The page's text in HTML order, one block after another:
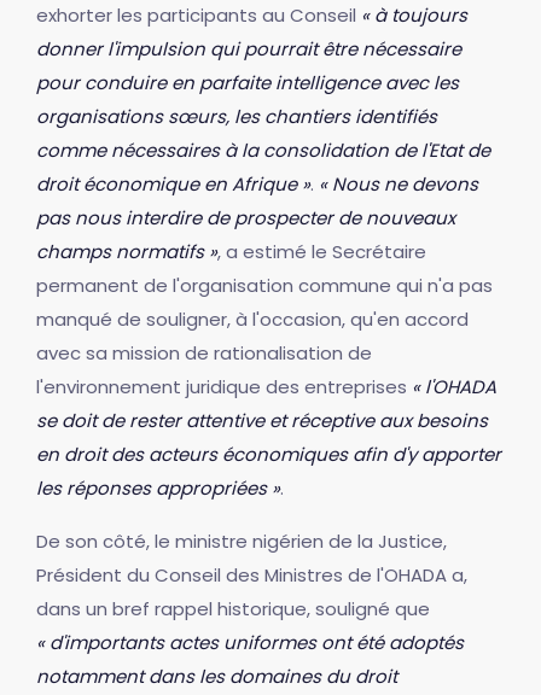
exhorter les participants au Conseil « à toujours
donner l'impulsion qui pourrait être nécessaire
pour conduire en parfaite intelligence avec les
organisations sœurs, les chantiers identifiés
comme nécessaires à la consolidation de l'Etat de
droit économique en Afrique ». « Nous ne devons
pas nous interdire de prospecter de nouveaux
champs normatifs », a estimé le Secrétaire
permanent de l'organisation commune qui n'a pas
manqué de souligner, à l'occasion, qu'en accord
avec sa mission de rationalisation de
l'environnement juridique des entreprises « l'OHADA
se doit de rester attentive et réceptive aux besoins
en droit des acteurs économiques afin d'y apporter
les réponses appropriées ».
De son côté, le ministre nigérien de la Justice,
Président du Conseil des Ministres de l'OHADA a,
dans un bref rappel historique, souligné que
« d'importants actes uniformes ont été adoptés
notamment dans les domaines du droit